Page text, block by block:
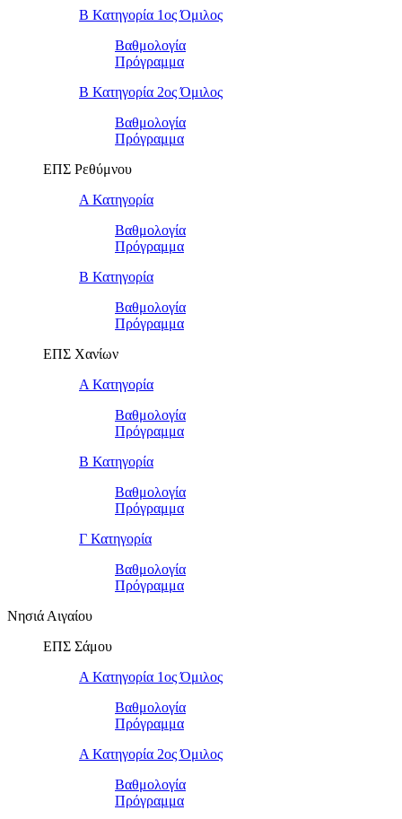
Β Κατηγορία 1ος Όμιλος
Βαθμολογία
Πρόγραμμα
Β Κατηγορία 2ος Όμιλος
Βαθμολογία
Πρόγραμμα
ΕΠΣ Ρεθύμνου
Α Κατηγορία
Βαθμολογία
Πρόγραμμα
Β Κατηγορία
Βαθμολογία
Πρόγραμμα
ΕΠΣ Χανίων
Α Κατηγορία
Βαθμολογία
Πρόγραμμα
Β Κατηγορία
Βαθμολογία
Πρόγραμμα
Γ Κατηγορία
Βαθμολογία
Πρόγραμμα
Νησιά Αιγαίου
ΕΠΣ Σάμου
Α Κατηγορία 1ος Όμιλος
Βαθμολογία
Πρόγραμμα
Α Κατηγορία 2ος Όμιλος
Βαθμολογία
Πρόγραμμα